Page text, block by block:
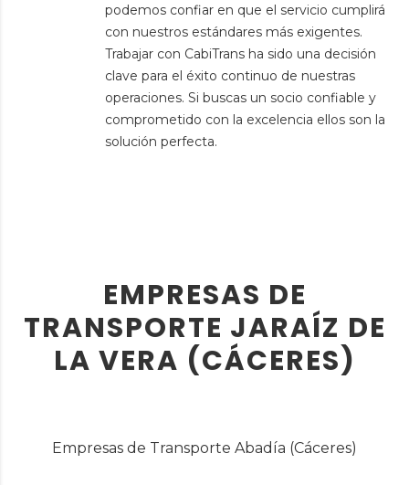
podemos confiar en que el servicio cumplirá
con nuestros estándares más exigentes.
Trabajar con CabiTrans ha sido una decisión
clave para el éxito continuo de nuestras
operaciones. Si buscas un socio confiable y
comprometido con la excelencia ellos son la
solución perfecta.
EMPRESAS DE
TRANSPORTE JARAÍZ DE
LA VERA (CÁCERES)
Empresas de Transporte Abadía (Cáceres)